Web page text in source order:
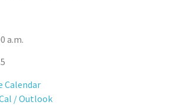
a.m.
Calendar
/ Outlook